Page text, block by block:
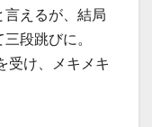
言えるが、結局
段跳びに。
受け、メキメキ